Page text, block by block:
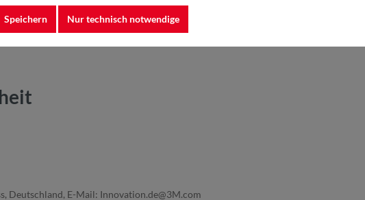
Deutschland, E-Mail: Innovation.de@3M.com
Speichern Nur technisch notwendige